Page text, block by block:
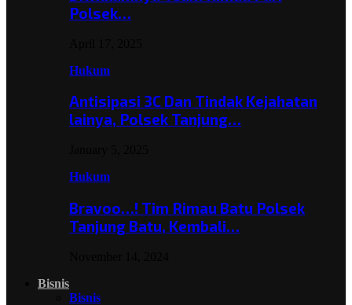
Polsek…
Hukum
Antisipasi 3C Dan Tindak Kejahatan
lainya, Polsek Tanjung…
Hukum
Bravoo…! Tim Rimau Batu Polsek
Tanjung Batu, Kembali…
Bisnis
Bisnis